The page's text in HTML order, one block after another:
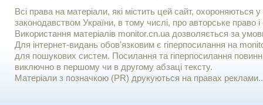
Всі права на матеріали, які містить цей сайт, охороняються у
законодавством України, в тому числі, про авторське право і
Використання матерiалiв monitor.cn.ua дозволяється за
Для iнтернет-видань обов'язковим є гiперпосилання на
для пошукових систем. Посилання та гіперпосилання
виключно в першому чи в другому абзаці тексту.
Матеріали з позначкою (PR) друкуються на правах реклами..